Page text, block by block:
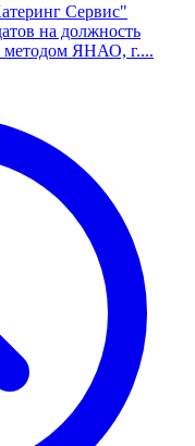
Cepвис"
нa дoлжнocть
метoдoм ЯHАО, г....